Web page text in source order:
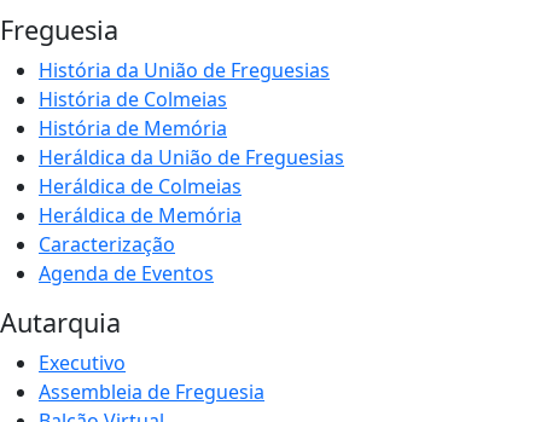
Freguesia
História da União de Freguesias
História de Colmeias
História de Memória
Heráldica da União de Freguesias
Heráldica de Colmeias
Heráldica de Memória
Caracterização
Agenda de Eventos
Autarquia
Executivo
Assembleia de Freguesia